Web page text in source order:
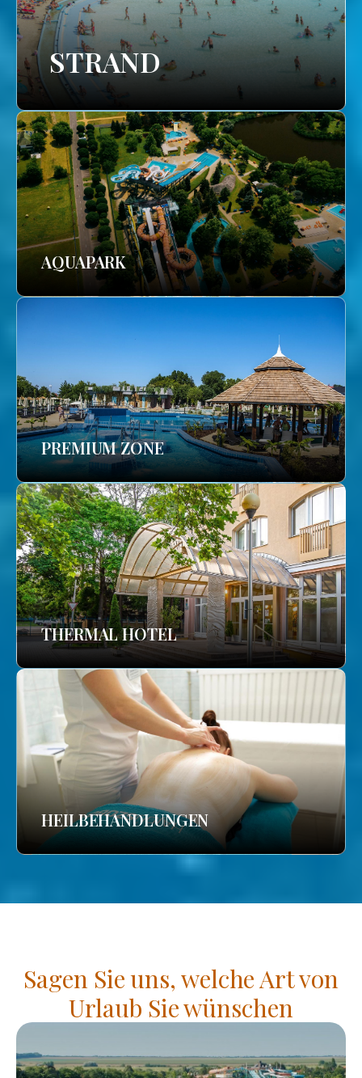
STRAND
AQUAPARK
PREMIUM ZONE
THERMAL HOTEL
HEILBEHANDLUNGEN
Sagen Sie uns, welche Art von
Urlaub Sie wünschen